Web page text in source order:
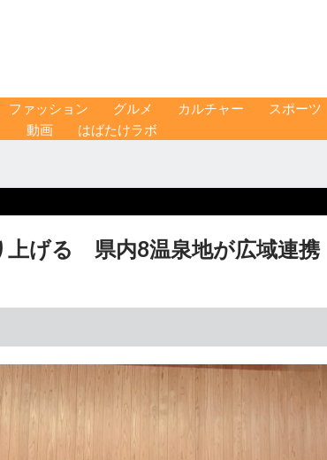
ファッション グルメ カルチャー
スポーツ
動画 はばたけラボ
上げる 県内8温泉地が広域連携